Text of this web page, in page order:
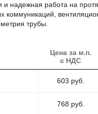
и надежная работа на
трубы.
Цена за м.п.
с НДС
603 руб.
768 руб.